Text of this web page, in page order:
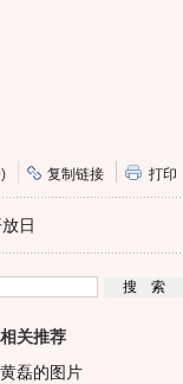
) 复制链接 打印
日
相关推荐
黄磊的图片